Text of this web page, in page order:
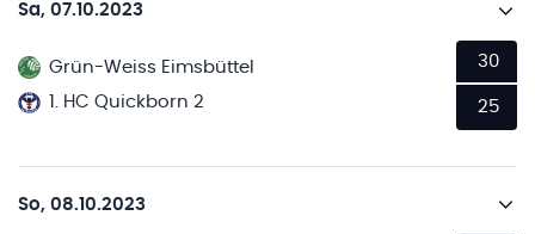
Sa, 07.10.2023
Grün-Weiss Eimsbüttel
1. HC Quickborn 2
30
25
So, 08.10.2023